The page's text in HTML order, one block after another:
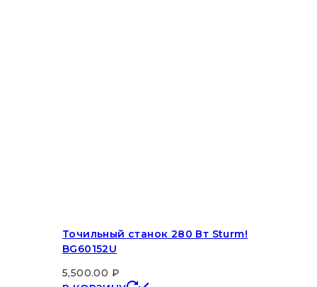
Точильный станок 280 Вт Sturm!
BG60152U
5,500.00 ₽